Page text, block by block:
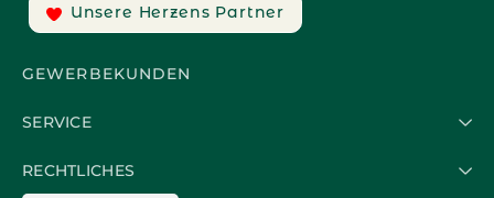
Unsere Herzens Partner
GEWERBEKUNDEN
SERVICE
RECHTLICHES